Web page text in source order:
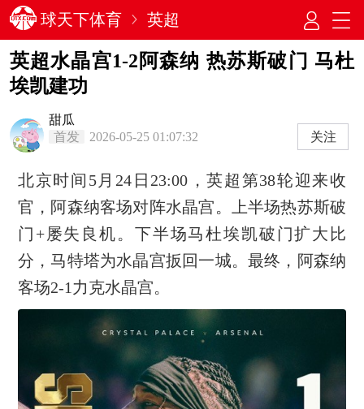
球天下体育 英超
英超水晶宫1-2阿森纳 热苏斯破门 马杜
埃凯建功
甜瓜
首发
2026-05-25 01:07:32 关注
北京时间5月24日23:00，英超第38轮迎来收
官，阿森纳客场对阵水晶宫。上半场热苏斯破
门+屡失良机。下半场马杜埃凯破门扩大比
分，马特塔为水晶宫扳回一城。最终，阿森纳
客场2-1力克水晶宫。